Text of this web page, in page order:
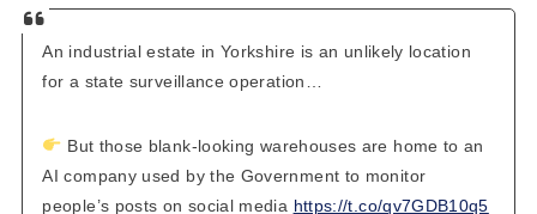
An industrial estate in Yorkshire is an unlikely location
for a state surveillance operation…
But those blank-looking warehouses are home to an
AI company used by the Government to monitor
people’s posts on social media https://t.co/qv7GDB10q5